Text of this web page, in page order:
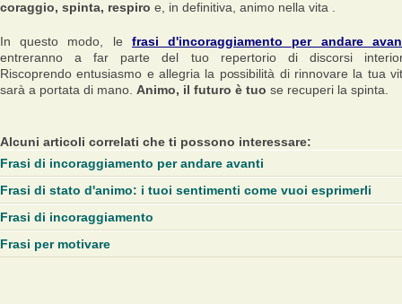
coraggio, spinta, respiro e, in definitiva, animo nella vita .
In questo modo, le frasi d'incoraggiamento per andare
entreranno a far parte del tuo repertorio di discorsi
Riscoprendo entusiasmo e allegria la possibilità di rinnovare la tua
sarà a portata di mano. Animo, il futuro è tuo se recuperi la spinta.
Alcuni articoli correlati che ti possono interessare:
Frasi di incoraggiamento per andare avanti
Frasi di stato d'animo: i tuoi sentimenti come vuoi esprimerli
Frasi di incoraggiamento
Frasi per motivare